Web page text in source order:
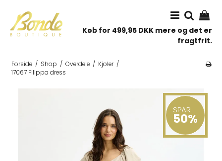
Køb for 499,95 DKK mere og det er
fragtfrit.
Forside / Shop / Overdele / Kjoler /
17067 Filippa dress
SPAR
50%